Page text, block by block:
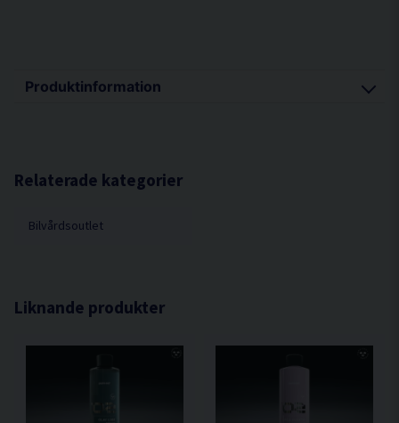
Produktinformation
Alla Pure:est mikrofiberprodukter håller hög kvalitet och tål att
plånbok och miljö.
Relaterade kategorier
Bilvårdsoutlet
Liknande produkter